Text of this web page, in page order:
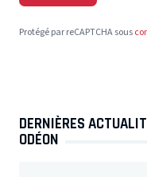
Protégé par reCAPTCHA sous
DERNIÈRES
ODÉON